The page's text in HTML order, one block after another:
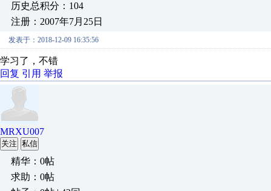
历史总积分：104
注册：2007年7月25日
发表于：2018-12-09 16:35:56
学习了，不错
回复 引用 举报
MRXU007
关注 私信
精华：0帖
求助：0帖